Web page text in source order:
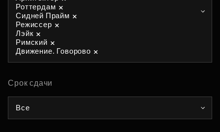
Роттердам
Сидней Прайм
Режиссер
Лэйк
Римский
Движение. Говорово
Срок сдачи
Все